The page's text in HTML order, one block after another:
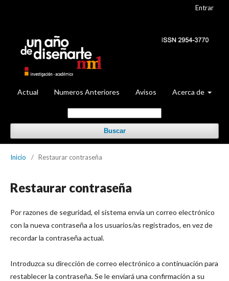
Actual Numeros Anteriores Avisos Acerca de
Buscar
Entrar
Inicio / Restaurar contraseña
Restaurar contraseña
Por razones de seguridad, el sistema envía un correo electrónico
con la nueva contraseña a los usuarios/as registrados, en vez de
recordar la contraseña actual.
Introduzca su dirección de correo electrónico a continuación para
restablecer la contraseña. Se le enviará una confirmación a su